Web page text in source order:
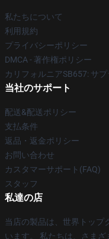
私たちについて
利用規約
プライバシーポリシー
DMCA - 著作権ポリシー
カリフォルニアSB657: サ
当社のサポート
配送&配送ポリシー
支払条件
返品・返金ポリシー
お問い合わせ
カスタマーサポート(FAQ)
スタッフ
私達の店
当店の製品は、世界トップ
います。 私たちは、さま